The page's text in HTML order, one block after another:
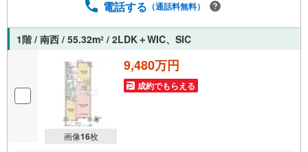
ブ」。・不動産売却時、ご自宅を綺麗にかつ瀟洒にさせる
士による確定申告の無料セミナーをご招待いたします。
電話する （通話料無料）
1階 / 南西 / 55.32m2 / 2LDK＋WIC、SIC
画像16枚
9,480万円
成約でもらえる